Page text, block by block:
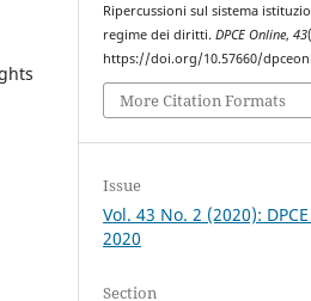
Ripercussioni sul sistema
regime dei diritti.DPCE Online,43
https://doi.org/10.57660/
More Citation Formats
Issue
Vol. 43 No. 2 (2020):
2020
Section